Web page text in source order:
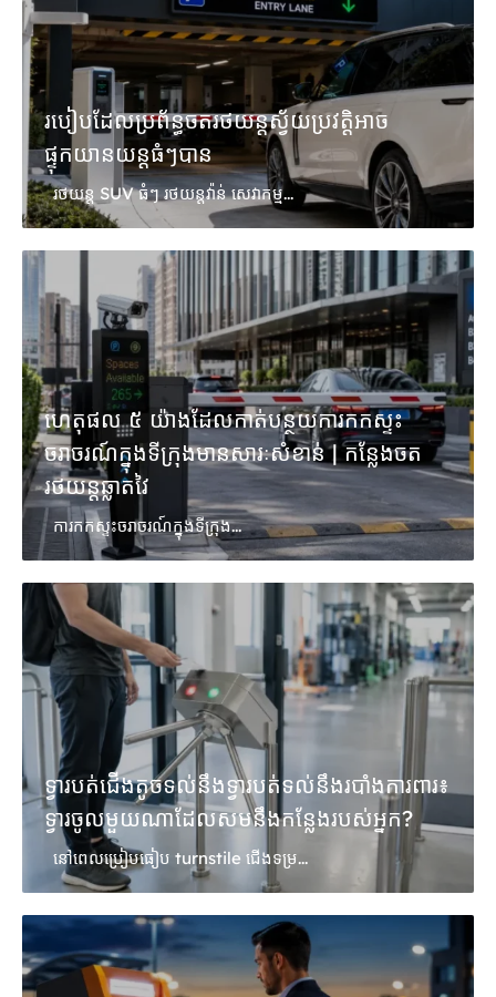
របៀបដែលប្រព័ន្ធចតរថយន្តស្វ័យប្រវត្តិអាច
ផ្ទុកយានយន្តធំៗបាន
រថយន្ត SUV ធំៗ រថយន្តវ៉ាន់ សេវាកម្ម...
ហេតុផល ៥ យ៉ាងដែលកាត់បន្ថយការកកស្ទះ
ចរាចរណ៍ក្នុងទីក្រុងមានសារៈសំខាន់ | កន្លែងចត
រថយន្តឆ្លាតវៃ
ការកកស្ទះចរាចរណ៍ក្នុងទីក្រុង...
ទ្វារបត់ជើងតូចទល់នឹងទ្វារបត់ទល់នឹងរបាំងការពារ៖
ទ្វារចូលមួយណាដែលសមនឹងកន្លែងរបស់អ្នក?
នៅពេលប្រៀបធៀប turnstile ជើងទម្រ...